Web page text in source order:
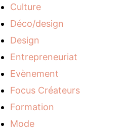
Culture
Déco/design
Design
Entrepreneuriat
Evènement
Focus Créateurs
Formation
Mode